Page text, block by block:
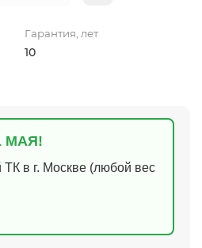
Гарантия, лет
10
МАЯ!
в г. Москве (любой вес